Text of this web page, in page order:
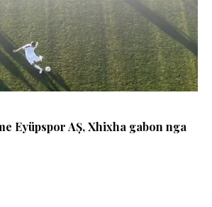
Eyüpspor AȘ, Xhixha gabon nga